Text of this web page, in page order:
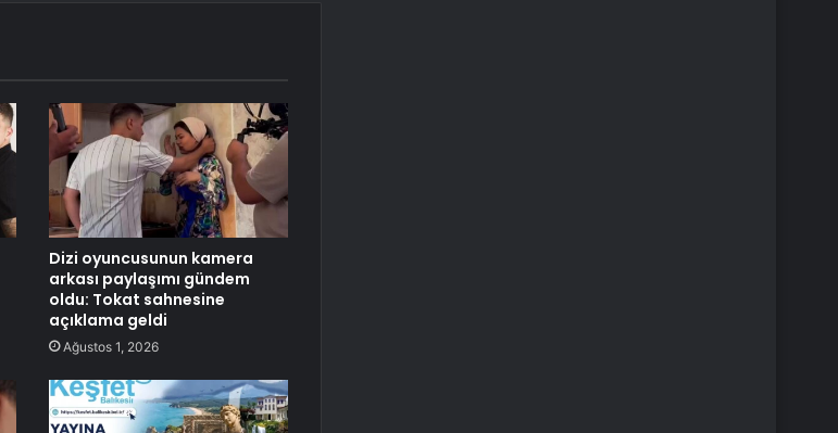
Dizi oyuncusunun kamera
arkası paylaşımı gündem
oldu: Tokat sahnesine
açıklama geldi
Ağustos 1, 2026